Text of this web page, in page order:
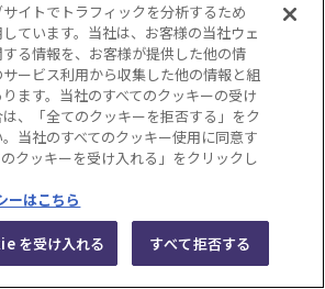
テムブース・ファブリックブー
｜費用・納期・再利用性・環
イトでトラフィックを分析するため
ています。当社は、お客様の当社ウェ
る情報を、お客様が提供した他の情
ービス利用から収集した他の情報と組
ます。当社のすべてのクッキーの受け
、「全てのクッキーを拒否する」をク
当社のすべてのクッキー使用に同意す
クッキーを受け入れる」をクリックし
ーはこちら
すべて拒否する
を受け入れる